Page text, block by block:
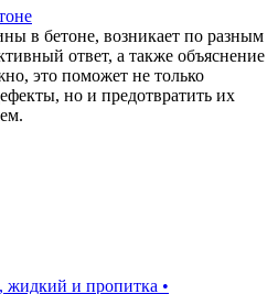
в бетоне, возникает по разным
ответ, а также объяснение
это поможет не только
но и предотвратить их
жидкий и пропитка •